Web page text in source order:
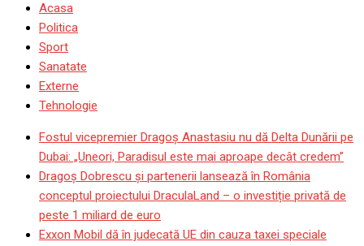
Acasa
Politica
Sport
Sanatate
Externe
Tehnologie
Fostul vicepremier Dragoș Anastasiu nu dă Delta Dunării pe
Dubai: „Uneori, Paradisul este mai aproape decât credem”
Dragoş Dobrescu şi partenerii lansează în România
conceptul proiectului DraculaLand – o investiție privată de
peste 1 miliard de euro
Exxon Mobil dă în judecată UE din cauza taxei speciale